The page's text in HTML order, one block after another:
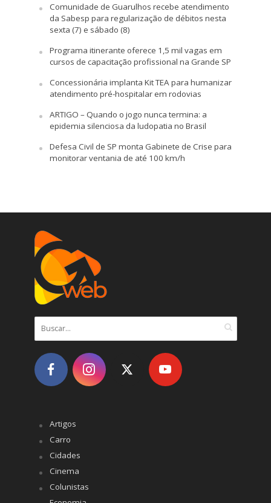
Comunidade de Guarulhos recebe atendimento
da Sabesp para regularização de débitos nesta
sexta (7) e sábado (8)
Programa itinerante oferece 1,5 mil vagas em
cursos de capacitação profissional na Grande SP
Concessionária implanta Kit TEA para humanizar
atendimento pré-hospitalar em rodovias
ARTIGO – Quando o jogo nunca termina: a
epidemia silenciosa da ludopatia no Brasil
Defesa Civil de SP monta Gabinete de Crise para
monitorar ventania de até 100 km/h
Artigos
Carro
Cidades
Cinema
Colunistas